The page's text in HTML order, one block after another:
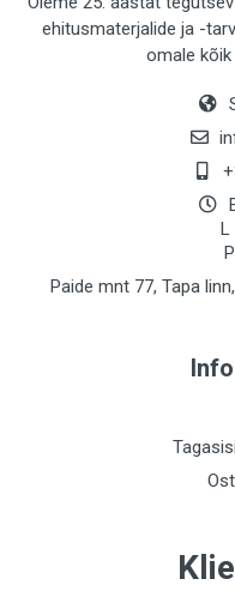
ehitusmaterjalide ja -
omale kõik
L
Paide mnt 77, Tapa